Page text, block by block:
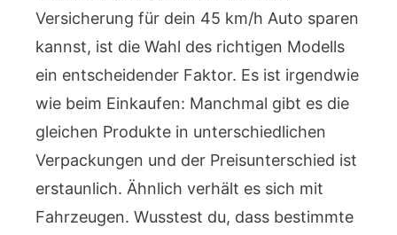
Versicherung für dein 45 km/h Auto sparen
kannst, ist die Wahl des richtigen Modells
ein entscheidender Faktor. Es ist irgendwie
wie beim Einkaufen: Manchmal gibt es die
gleichen Produkte in unterschiedlichen
Verpackungen und der Preisunterschied ist
erstaunlich. Ähnlich verhält es sich mit
Fahrzeugen. Wusstest du, dass bestimmte